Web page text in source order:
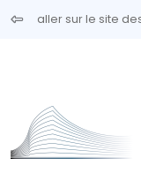
Aller au contenu
aller sur le site